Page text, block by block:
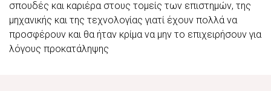
σπουδές και καριέρα στους τομείς των επιστημών, της
μηχανικής και της τεχνολογίας γιατί έχουν πολλά να
προσφέρουν και θα ήταν κρίμα να μην το επιχειρήσουν για
λόγους προκατάληψης